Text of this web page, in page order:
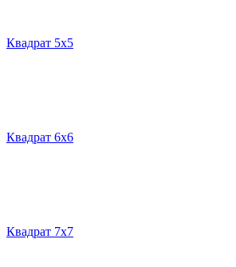
Квадрат 5х5
Квадрат 6х6
Квадрат 7х7